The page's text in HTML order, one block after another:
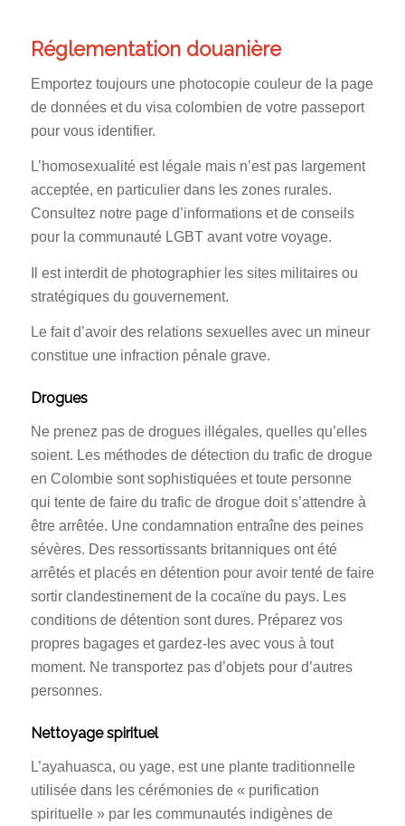
Réglementation douanière
Emportez toujours une photocopie couleur de la page
de données et du visa colombien de votre passeport
pour vous identifier.
L’homosexualité est légale mais n’est pas largement
acceptée, en particulier dans les zones rurales.
Consultez notre page d’informations et de conseils
pour la communauté LGBT avant votre voyage.
Il est interdit de photographier les sites militaires ou
stratégiques du gouvernement.
Le fait d’avoir des relations sexuelles avec un mineur
constitue une infraction pénale grave.
Drogues
Ne prenez pas de drogues illégales, quelles qu’elles
soient. Les méthodes de détection du trafic de drogue
en Colombie sont sophistiquées et toute personne
qui tente de faire du trafic de drogue doit s’attendre à
être arrêtée. Une condamnation entraîne des peines
sévères. Des ressortissants britanniques ont été
arrêtés et placés en détention pour avoir tenté de faire
sortir clandestinement de la cocaïne du pays. Les
conditions de détention sont dures. Préparez vos
propres bagages et gardez-les avec vous à tout
moment. Ne transportez pas d’objets pour d’autres
personnes.
Nettoyage spirituel
L’ayahuasca, ou yage, est une plante traditionnelle
utilisée dans les cérémonies de « purification
spirituelle » par les communautés indigènes de